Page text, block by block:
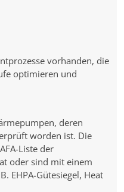
vorhanden, die
optimieren und
deren
worden ist. Die
Liste der
oder sind mit einem
EHPA-Gütesiegel, Heat